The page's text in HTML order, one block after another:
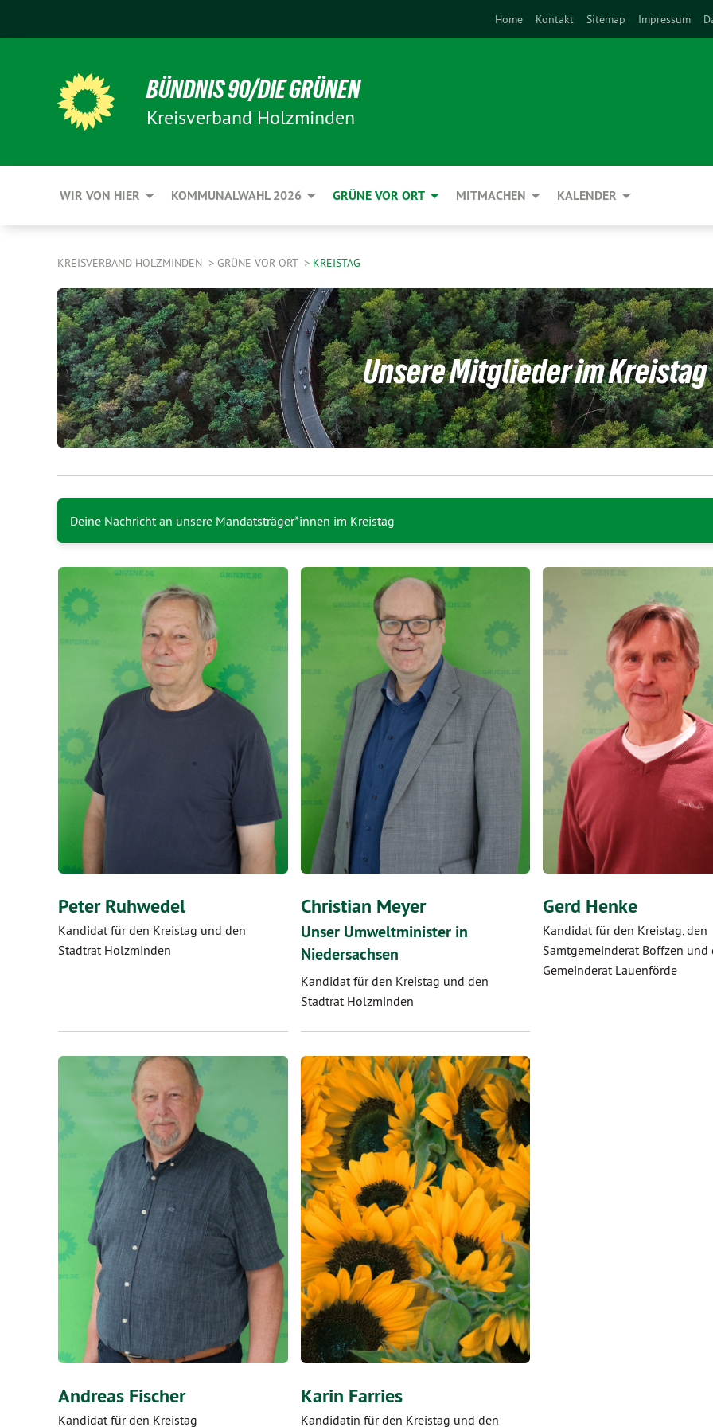
Home Kontakt Sitemap Impressum
BÜNDNIS 90/DIE GRÜNEN
Kreisverband Holzminden
WIR VON HIER KOMMUNALWAHL 2026 GRÜNE VOR ORT MITMACHEN KALENDER
KREISVERBAND HOLZMINDEN GRÜNE VOR ORT KREISTAG
Unsere Mitglieder im Kreistag
Deine Nachricht an unsere Mandatsträger*innen im Kreistag
Peter Ruhwedel
Kandidat für den Kreistag und den
Stadtrat Holzminden
Christian Meyer
Unser Umweltminister in
Niedersachsen
Kandidat für den Kreistag und den
Stadtrat Holzminden
Gerd Henke
Kandidat für den Kreistag, den
Samtgemeinderat Boffzen und
Gemeinderat Lauenförde
Andreas Fischer
Kandidat für den Kreistag
Karin Farries
Kandidatin für den Kreistag und den